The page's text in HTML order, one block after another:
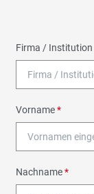
Firma / Institution
Vorname*
Nachname*